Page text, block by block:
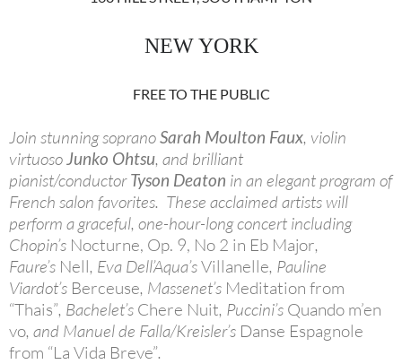
NEW YORK
FREE TO THE PUBLIC
Join stunning sopranoSarah Moulton Faux, violin
virtuosoJunko Ohtsu, and brilliant
pianist/conductorTyson Deaton in an elegant program of
French salon favorites. These acclaimed artists will
perform a graceful, one-hour-long concert including
Chopin’s Nocturne, Op. 9, No 2 in Eb Major,
Faure’s Nell, Eva Dell’Aqua’sVillanelle, Pauline
Viardot’s Berceuse, Massenet’s Meditation from
“Thais”, Bachelet’s Chere Nuit, Puccini’s Quando m’en
vo, and Manuel de Falla/Kreisler’s Danse Espagnole
from “La Vida Breve”.